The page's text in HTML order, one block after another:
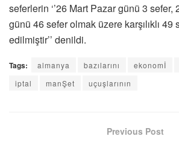
seferlerin ‘’26 Mart Pazar günü 3 sefer,
günü 46 sefer olmak üzere karşılıklı 49
edilmiştir’’ denildi.
Tags: almanya bazılarını ekonomİ
iptal
manŞet uçuşlarının
Previous Post